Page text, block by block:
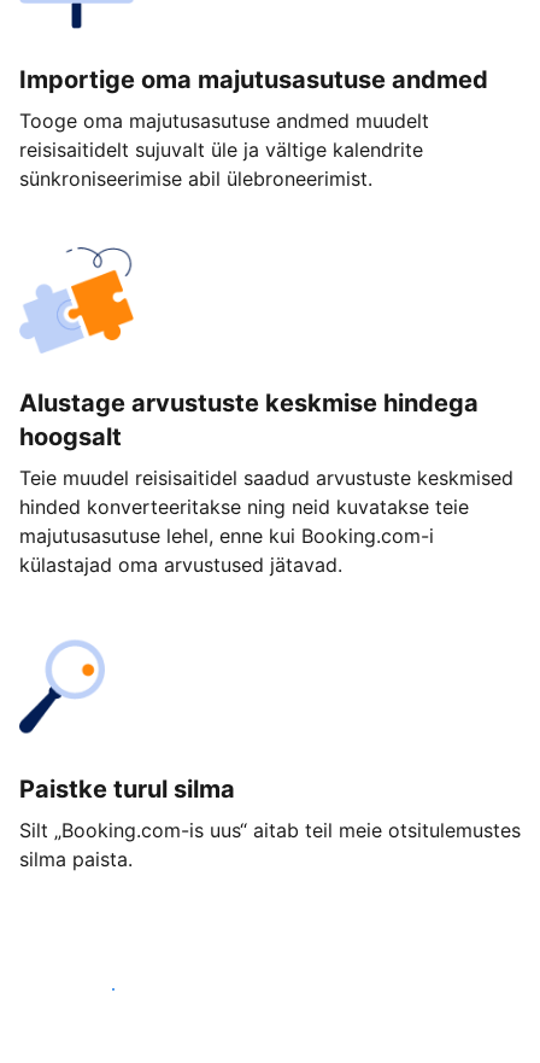
Importige oma majutusasutuse andmed
Tooge oma majutusasutuse andmed muudelt
reisisaitidelt sujuvalt üle ja vältige kalendrite
sünkroniseerimise abil ülebroneerimist.
Alustage arvustuste keskmise hindega
hoogsalt
Teie muudel reisisaitidel saadud arvustuste keskmised
hinded konverteeritakse ning neid kuvatakse teie
majutusasutuse lehel, enne kui Booking.com-i
külastajad oma arvustused jätavad.
Paistke turul silma
Silt „Booking.com-is uus“ aitab teil meie otsitulemustes
silma paista.
Alusta juba täna